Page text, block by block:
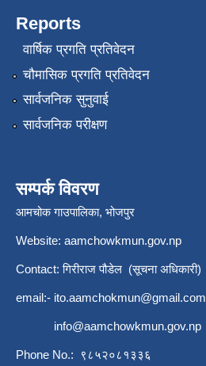
Reports
वार्षिक प्रगति प्रतिवेदन
चौमासिक प्रगति प्रतिवेदन
सार्वजनिक सुनुवाई
सार्वजनिक परीक्षण
सम्पर्क विवरण
आमचोक गाउपालिका, भोजपुर
Website: aamchowkmun.gov.np
Contact: गिरीराज पौडेल (सूचना अधिकारी)
email:- ito.aamchokmun@gmail.com
info@aamchowkmun.gov.np
Phone No.: ९८५२०८१३३६